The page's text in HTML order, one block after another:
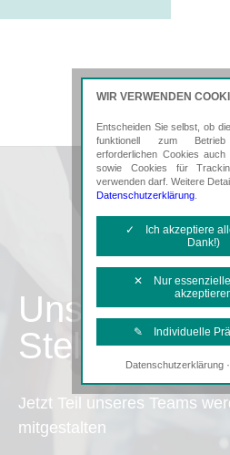
Unsere
Jetzt Teil unseres Teams
mitgestalten
WIR VERWENDEN
Entscheiden Sie selbst, ob
funktionell zum
erforderlichen Cookies auch
sowie Cookies für
verwenden darf. Weitere
Datenschutzerklärung
✓ Ich akzeptiere
Dank!)
✕ Nur essenzielle
✎ Individuelle
Notwendige
Diese Cookies sind
grundlegende
Datenschutzerklärung·